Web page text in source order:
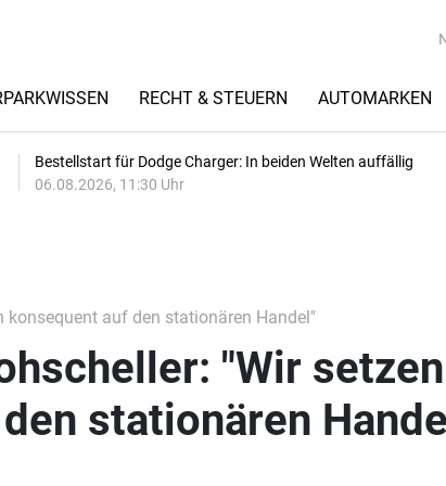
RECHT & STEUERN AUTOMARKEN
Bestellstart für Dodge Charger: In beiden Welten auffällig
06.08.2026, 11:30 Uhr
konsequent auf den stationären Handel"
"Wir setzen
stationären